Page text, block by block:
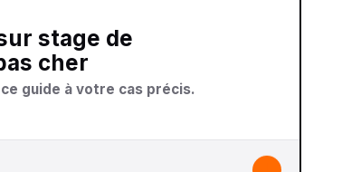
cher
guide à votre cas précis.